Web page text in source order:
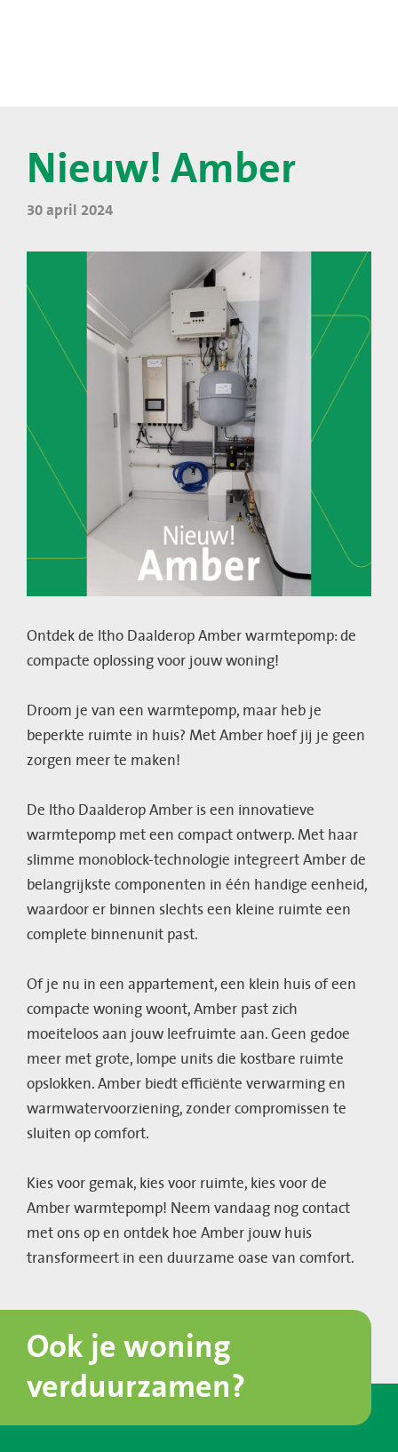
Nieuw! Amber
30 april 2024
Ontdek de Itho Daalderop Amber warmtepomp: de
compacte oplossing voor jouw woning!
Droom je van een warmtepomp, maar heb je
beperkte ruimte in huis? Met Amber hoef jij je geen
zorgen meer te maken!
De Itho Daalderop Amber is een innovatieve
warmtepomp met een compact ontwerp. Met haar
slimme monoblock-technologie integreert Amber de
belangrijkste componenten in één handige eenheid,
waardoor er binnen slechts een kleine ruimte een
complete binnenunit past.
Of je nu in een appartement, een klein huis of een
compacte woning woont, Amber past zich
moeiteloos aan jouw leefruimte aan. Geen gedoe
meer met grote, lompe units die kostbare ruimte
opslokken. Amber biedt efficiënte verwarming en
warmwatervoorziening, zonder compromissen te
sluiten op comfort.
Kies voor gemak, kies voor ruimte, kies voor de
Amber warmtepomp! Neem vandaag nog contact
met ons op en ontdek hoe Amber jouw huis
transformeert in een duurzame oase van comfort.
Ook je woning
verduurzamen?